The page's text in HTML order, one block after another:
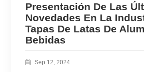
Presentación De Las
Novedades En La
Tapas De Latas De
Bebidas
Sep 12, 2024